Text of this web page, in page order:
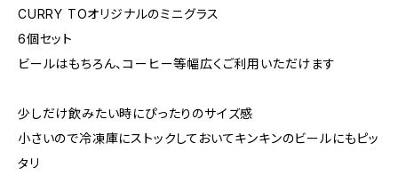
CURRY TOオリジナルのミニグラス
6個セット
ビールはもちろん、コーヒー等幅広くご利用いただけます
少しだけ飲みたい時にぴったりのサイズ感
小さいので冷凍庫にストックしておいてキンキンのビールにもピッ
タリ